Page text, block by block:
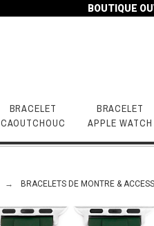
BOUTIQUE
BRACELET
CAOUTCHOUC
BRACELET
APPLE WATCH
BRACELETS DE MONTRE &